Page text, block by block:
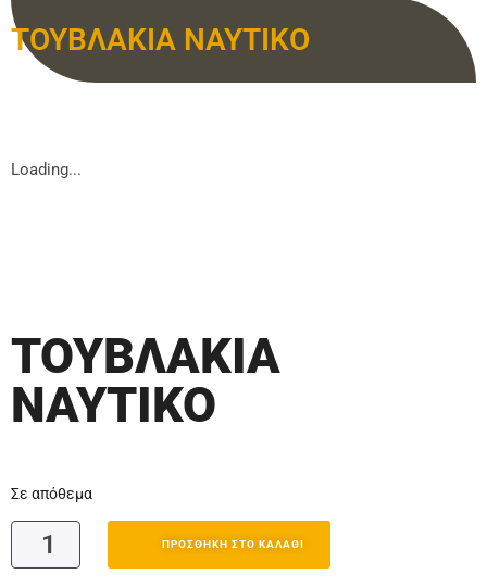
ΤΟΥΒΛΑΚΙΑ ΝΑΥΤΙΚΟ
Loading...
ΤΟΥΒΛΑΚΙΑ
ΝΑΥΤΙΚΟ
Σε απόθεμα
ΠΡΟΣΘΉΚΗ ΣΤΟ ΚΑΛΆΘΙ